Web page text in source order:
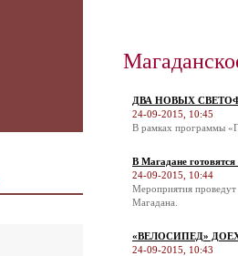
ДВА НОВЫХ
24-09-2015, 10:45
В рамках программы
В Магадане
24-09-2015, 10:44
Мероприятия
Магадана.
«ВЕЛОСИПЕД»
24-09-2015, 10:43